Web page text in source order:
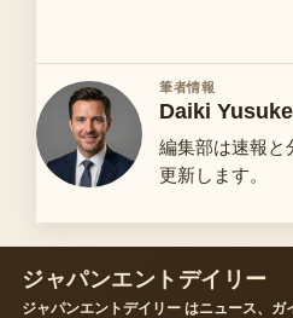
筆者情報
Daiki
編集部は速報と
更新します。
ジャパンエントデイリー
ジャパンエントデイリー はニュース、